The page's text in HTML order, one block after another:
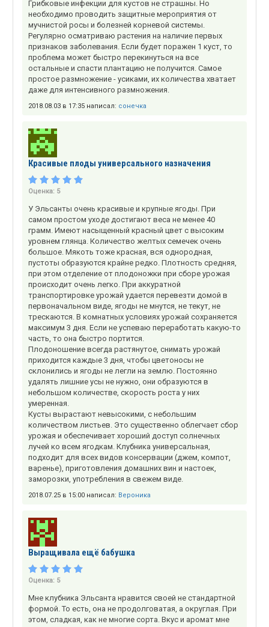
Грибковые инфекции для кустов не страшны. Но
необходимо проводить защитные мероприятия от
мучнистой росы и болезней корневой системы.
Регулярно осматриваю растения на наличие первых
признаков заболевания. Если будет поражен 1 куст, то
проблема может быстро перекинуться на все
остальные и спасти плантацию не получится. Самое
простое размножение - усиками, их количества хватает
даже для интенсивного размножения.
2018.08.03 в 17:35 написал: сонечка
Красивые плоды универсального назначения
Оценка: 5
У Эльсанты очень красивые и крупные ягоды. При
самом простом уходе достигают веса не менее 40
грамм. Имеют насыщенный красный цвет с высоким
уровнем глянца. Количество желтых семечек очень
большое. Мякоть тоже красная, вся однородная,
пустоты образуются крайне редко. Плотность средняя,
при этом отделение от плодоножки при сборе урожая
происходит очень легко. При аккуратной
транспортировке урожай удается перевезти домой в
первоначальном виде, ягоды не мнутся, не текут, не
трескаются. В комнатных условиях урожай сохраняется
максимум 3 дня. Если не успеваю переработать какую-то
часть, то она быстро портится.
Плодоношение всегда растянутое, снимать урожай
приходится каждые 3 дня, чтобы цветоносы не
склонились и ягоды не легли на землю. Постоянно
удалять лишние усы не нужно, они образуются в
небольшом количестве, скорость роста у них
умеренная.
Кусты вырастают невысокими, с небольшим
количеством листьев. Это существенно облегчает сбор
урожая и обеспечивает хороший доступ солнечных
лучей ко всем ягодкам. Клубника универсальная,
подходит для всех видов консервации (джем, компот,
варенье), приготовления домашних вин и настоек,
заморозки, употребления в свежем виде.
2018.07.25 в 15:00 написал: Вероника
Выращивала ещё бабушка
Оценка: 5
Мне клубника Эльсанта нравится своей не стандартной
формой. То есть, она не продолговатая, а округлая. При
этом, сладкая, как не многие сорта. Вкус и аромат мне